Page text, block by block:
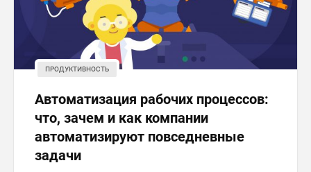
ПРОДУКТИВНОСТЬ
Автоматизация рабочих процессов:
что, зачем и как компании
автоматизируют повседневные
задачи